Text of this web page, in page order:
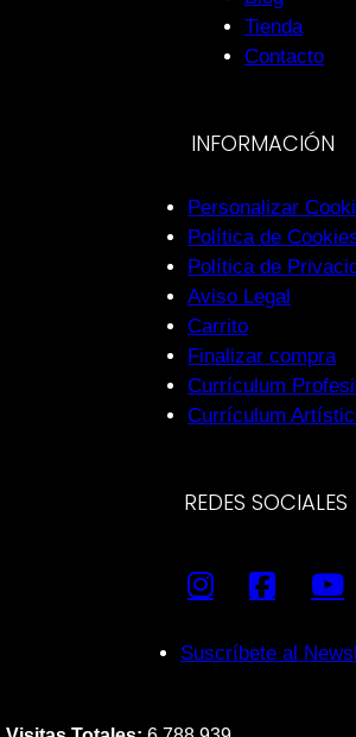
Tienda
Contacto
INFORMACIÓN
Personalizar
Política de
Política de
Aviso Legal
Carrito
Finalizar compra
Currículum
Currículum
REDES SOCIALES
Suscríbete al